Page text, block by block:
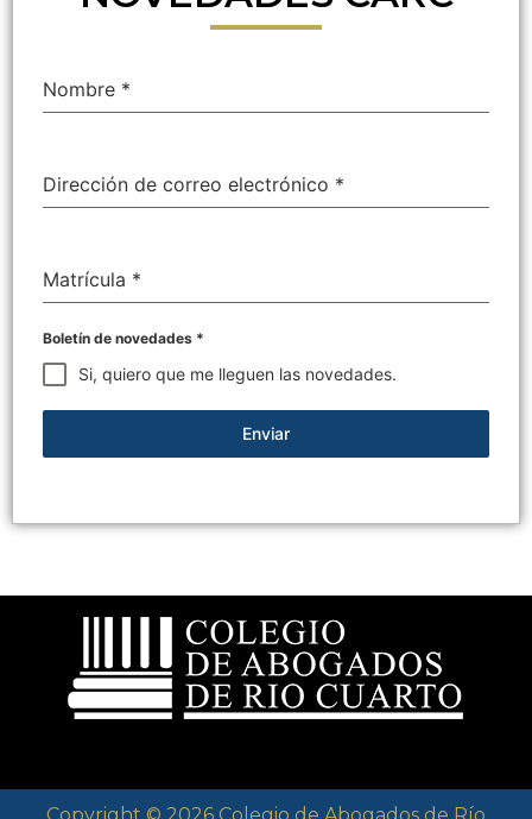
Nombre *
Dirección de correo electrónico *
Matrícula *
Boletín de novedades *
Si, quiero que me lleguen las novedades.
Enviar